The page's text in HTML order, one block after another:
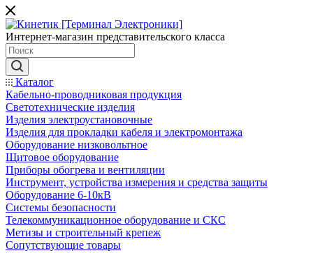
Интернет-магазин представительского класса
Каталог
Кабельно-проводниковая продукция
Светотехнические изделия
Изделия электроустановочные
Изделия для прокладки кабеля и электромонтажа
Оборудование низковольтное
Щитовое оборудование
Приборы обогрева и вентиляции
Инструмент, устройства измерения и средства защиты
Оборудование 6-10кВ
Системы безопасности
Телекоммуникационное оборудование и СКС
Метизы и строительный крепеж
Сопутствующие товары